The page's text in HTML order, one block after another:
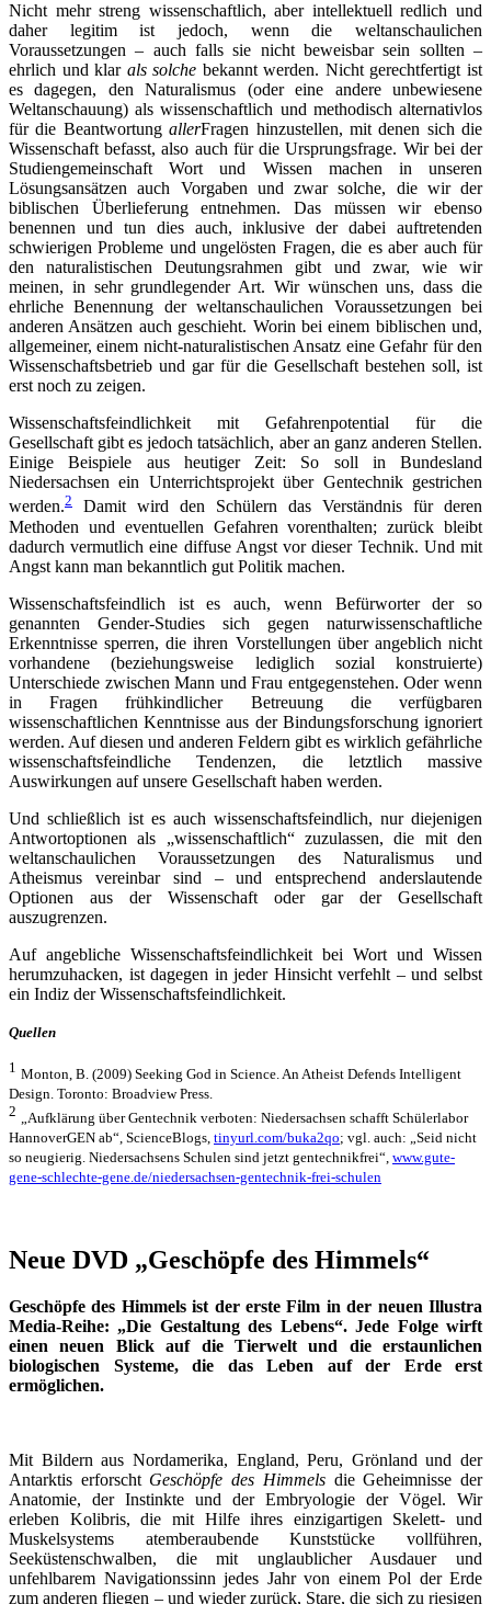
Nicht mehr streng wissenschaftlich, aber intellektuell redlich und
daher legitim ist jedoch, wenn die weltanschaulichen
Voraussetzungen – auch falls sie nicht beweisbar sein sollten –
ehrlich und klar als solche bekannt werden. Nicht gerechtfertigt ist
es dagegen, den Naturalismus (oder eine andere unbewiesene
Weltanschauung) als wissenschaftlich und methodisch alternativlos
für die BeantwortungallerFragen hinzustellen, mit denen sich die
Wissenschaft befasst, also auch für die Ursprungsfrage. Wir bei der
Studiengemeinschaft Wort und Wissen machen in unseren
Lösungsansätzen auch Vorgaben und zwar solche, die wir der
biblischen Überlieferung entnehmen. Das müssen wir ebenso
benennen und tun dies auch, inklusive der dabei auftretenden
schwierigen Probleme und ungelösten Fragen, die es aber auch für
den naturalistischen Deutungsrahmen gibt und zwar, wie wir
meinen, in sehr grundlegender Art. Wir wünschen uns, dass die
ehrliche Benennung der weltanschaulichen Voraussetzungen bei
anderen Ansätzen auch geschieht. Worin bei einem biblischen und,
allgemeiner, einem nicht-naturalistischen Ansatz eine Gefahr für den
Wissenschaftsbetrieb und gar für die Gesellschaft bestehen soll, ist
erst noch zu zeigen.
Wissenschaftsfeindlichkeit mit Gefahrenpotential für die
Gesellschaft gibt es jedoch tatsächlich, aber an ganz anderen Stellen.
Einige Beispiele aus heutiger Zeit: So soll in Bundesland
Niedersachsen ein Unterrichtsprojekt über Gentechnik gestrichen
werden.2
Damit wird den Schülern das Verständnis für deren
Methoden und eventuellen Gefahren vorenthalten; zurück bleibt
dadurch vermutlich eine diffuse Angst vor dieser Technik. Und mit
Angst kann man bekanntlich gut Politik machen.
Wissenschaftsfeindlich ist es auch, wenn Befürworter der so
genannten Gender-Studies sich gegen naturwissenschaftliche
Erkenntnisse sperren, die ihren Vorstellungen über angeblich nicht
vorhandene (beziehungsweise lediglich sozial konstruierte)
Unterschiede zwischen Mann und Frau entgegenstehen. Oder wenn
in Fragen frühkindlicher Betreuung die verfügbaren
wissenschaftlichen Kenntnisse aus der Bindungsforschung ignoriert
werden. Auf diesen und anderen Feldern gibt es wirklich gefährliche
wissenschaftsfeindliche Tendenzen, die letztlich massive
Auswirkungen auf unsere Gesellschaft haben werden.
Und schließlich ist es auch wissenschaftsfeindlich, nur diejenigen
Antwortoptionen als „wissenschaftlich“ zuzulassen, die mit den
weltanschaulichen Voraussetzungen des Naturalismus und
Atheismus vereinbar sind – und entsprechend anderslautende
Optionen aus der Wissenschaft oder gar der Gesellschaft
auszugrenzen.
Auf angebliche Wissenschaftsfeindlichkeit bei Wort und Wissen
herumzuhacken, ist dagegen in jeder Hinsicht verfehlt – und selbst
ein Indiz der Wissenschaftsfeindlichkeit.
Quellen
1 Monton, B. (2009) Seeking God in Science. An Atheist Defends Intelligent
Design. Toronto: Broadview Press.
2 „Aufklärung über Gentechnik verboten: Niedersachsen schafft Schülerlabor
HannoverGEN ab“, ScienceBlogs, tinyurl.com/buka2qo; vgl. auch: „Seid nicht
so neugierig. Niedersachsens Schulen sind jetzt gentechnikfrei“, www.gute-
gene-schlechte-gene.de/niedersachsen-gentechnik-frei-schulen
Neue DVD „Geschöpfe des Himmels“
Geschöpfe des Himmels ist der erste Film in der neuen Illustra
Media-Reihe: „Die Gestaltung des Lebens“. Jede Folge wirft
einen neuen Blick auf die Tierwelt und die erstaunlichen
biologischen Systeme, die das Leben auf der Erde erst
ermöglichen.
Mit Bildern aus Nordamerika, England, Peru, Grönland und der
Antarktis erforscht Geschöpfe des Himmelsdie Geheimnisse der
Anatomie, der Instinkte und der Embryologie der Vögel. Wir
erleben Kolibris, die mit Hilfe ihres einzigartigen Skelett- und
Muskelsystems atemberaubende Kunststücke vollführen,
Seeküstenschwalben, die mit unglaublicher Ausdauer und
unfehlbarem Navigationssinn jedes Jahr von einem Pol der Erde
zum anderen fliegen – und wieder zurück, Stare, die sich zu riesigen